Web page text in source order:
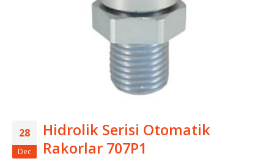
28
Dec
Hidrolik Serisi Otomatik
Rakorlar 707P1